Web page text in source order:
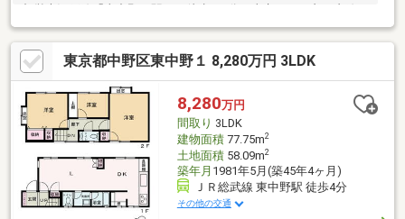
「中野坂上」駅へは徒歩１５分。ＪＲ中央本線「中野」駅へは徒
歩１5分と、３駅３路線が利用可能です。日々の通勤はもちろん、
ご家族でのお出かけも快適で、周辺には緑豊かな公園や生活施設
も充実しています。都心の利便性と良好な環境を併せ持つ、将来
にわたり色褪せない価値を誇る邸宅です。「資料請求」または
「見学予約」ボタンから簡単1分！お電話でのご相談はこちら！
0120-144-022
東京都中野区東中野１ 8,280万円 3LDK
8,280万円
間取り 3LDK
建物面積77.75m2
土地面積58.09m2
築年月 1981年5月(築45年4ヶ月)
ＪＲ総武線 東中野駅 徒歩4分
その他の交通